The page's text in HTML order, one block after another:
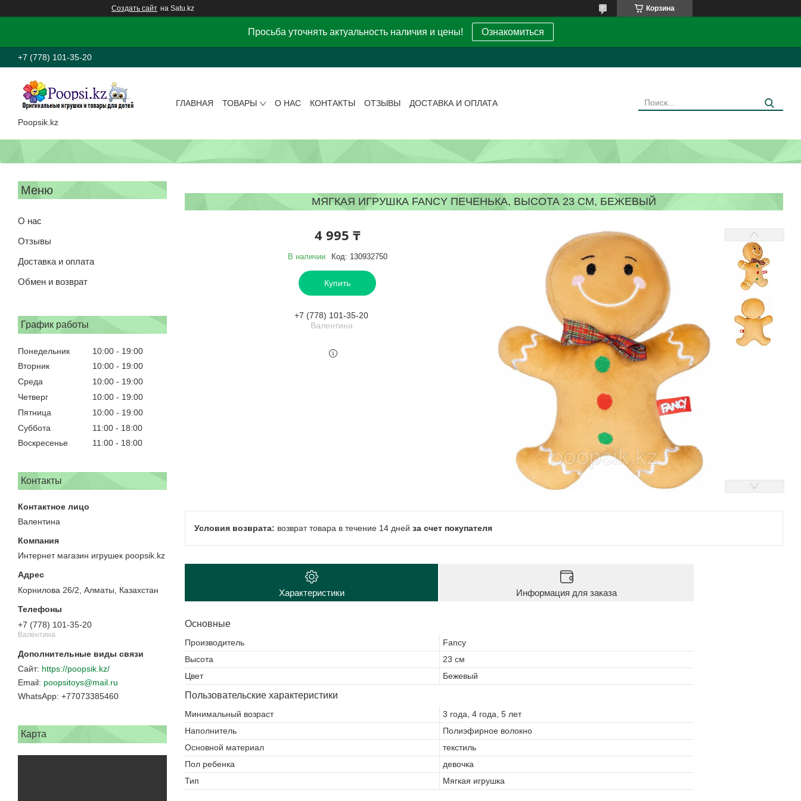
Создать сайт на Satu.kz Корзина
Просьба уточнять актуальность наличия и цены! Ознакомиться
+7 (778) 101-35-20
Poopsik.kz
ГЛАВНАЯ ТОВАРЫ О НАС КОНТАКТЫ ОТЗЫВЫ ДОСТАВКА И ОПЛАТА
О нас
Отзывы
Доставка и оплата
Обмен и возврат
График работы
Понедельник 10:00
19:00
Вторник
10:00
19:00
Среда
10:00
19:00
Четверг
10:00
19:00
Пятница
10:00
19:00
Суббота
11:00
18:00
Воскресенье
11:00 18:00
Контакты
Валентина
Интернет магазин игрушек poopsik.kz
Корнилова 26/2, Алматы, Казахстан
+7 (778) 101-35-20
Валентина
https://poopsik.kz/
poopsitoys@mail.ru
+77073385460
Карта
МЯГКАЯ ИГРУШКА FANCY ПЕЧЕНЬКА, ВЫСОТА 23 СМ, БЕЖЕВЫЙ
4 995 ₸
В наличии Код: 130932750
Купить
+7 (778) 101-35-20
Валентина
возврат товара в течение 14 дней за счет покупателя
Характеристики Информация для заказа
Основные
Производитель
Fancy
Высота
23 см
Цвет
Бежевый
Пользовательские характеристики
Минимальный возраст
3 года, 4 года, 5 лет
Наполнитель
Полиэфирное волокно
Основной материал
текстиль
Пол ребенка
девочка
Тип
Мягкая игрушка